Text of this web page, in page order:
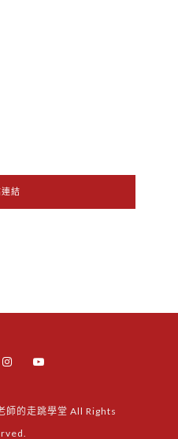
結
的走跳學堂 All Rights